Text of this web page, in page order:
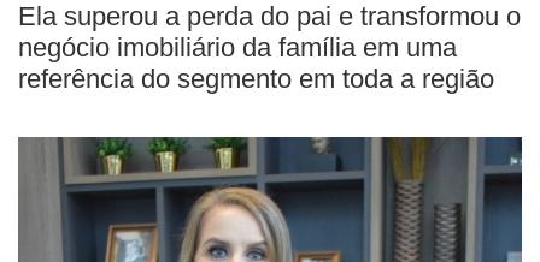
CONTATO
BUSCAR
Ela superou a perda do pai e transformou o
negócio imobiliário da família em uma
referência do segmento em toda a região